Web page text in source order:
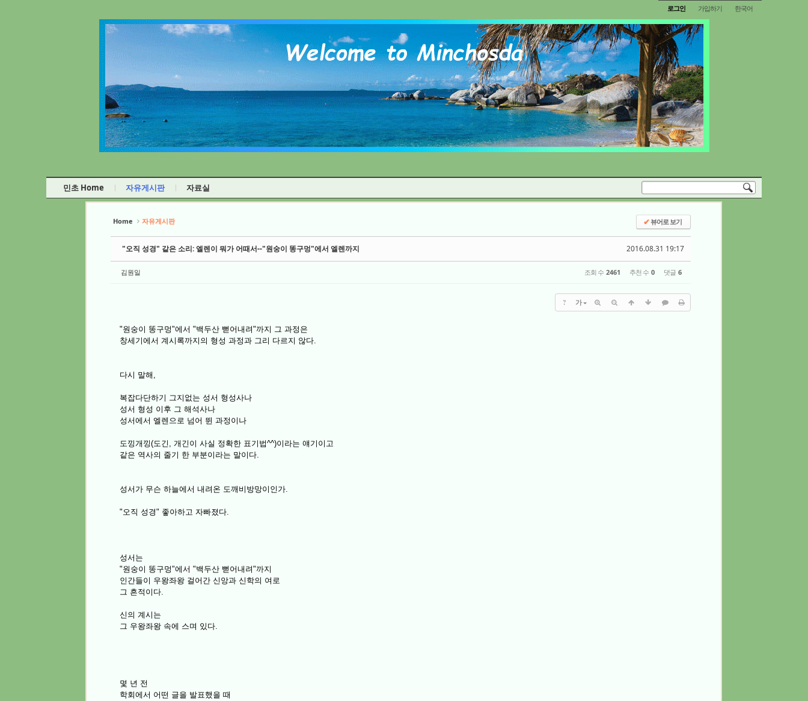
로그인 가입하기 한국어
민초 Home 자유게시판 자료실
Home 자유게시판 ✔뷰어로 보기
2016.08.31 19:17
"오직 성경" 같은 소리: 엘렌이 뭐가 어때서--"원숭이 똥구멍"에서 엘렌까지
김원일 조회 수 2461 추천 수 0 댓글 6
? 가
"원숭이 똥구멍"에서 "백두산 뻗어내려"까지 그 과정은
창세기에서 계시록까지의 형성 과정과 그리 다르지 않다.
다시 말해,
복잡다단하기 그지없는 성서 형성사나
성서 형성 이후 그 해석사나
성서에서 엘렌으로 넘어 뛴 과정이나
도낑개낑(도긴, 개긴이 사실 정확한 표기법^^)이라는 얘기이고
같은 역사의 줄기 한 부분이라는 말이다.
성서가 무슨 하늘에서 내려온 도깨비방망이인가.
"오직 성경" 좋아하고 자빠졌다.
성서는
"원숭이 똥구멍"에서 "백두산 뻗어내려"까지
인간들이 우왕좌왕 걸어간 신앙과 신학의 여로
그 흔적이다.
신의 계시는
그 우왕좌왕 속에 스며 있다.
몇 년 전
학회에서 어떤 글을 발표했을 때
Sketchbook5, 스케치북5
Sketchbook5, 스케치북5
Sketchbook5, 스케치북5
Sketchbook5, 스케치북5